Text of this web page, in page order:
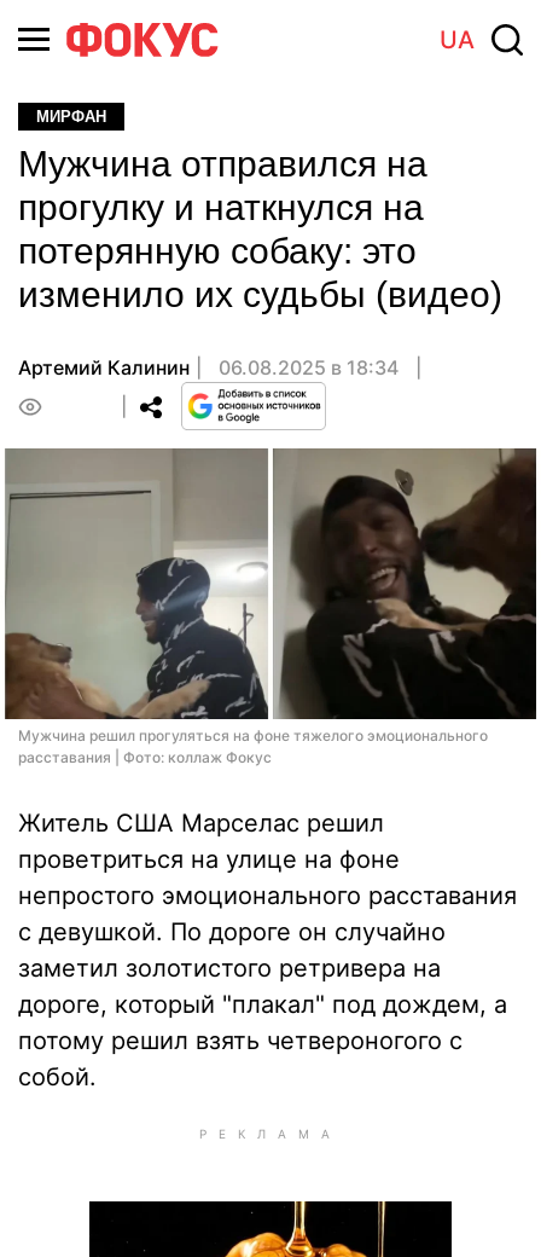
UA
МИРФАН
Мужчина отправился на
прогулку и наткнулся на
потерянную собаку: это
изменило их судьбы (видео)
Артемий Калинин
06.08.2025 в 18:34
Мужчина решил прогуляться на фоне тяжелого эмоционального
расставания | Фото: коллаж Фокус
Житель США Марселас решил
проветриться на улице на фоне
непростого эмоционального расставания
с девушкой. По дороге он случайно
заметил золотистого ретривера на
дороге, который "плакал" под дождем, а
потому решил взять четвероногого с
собой.